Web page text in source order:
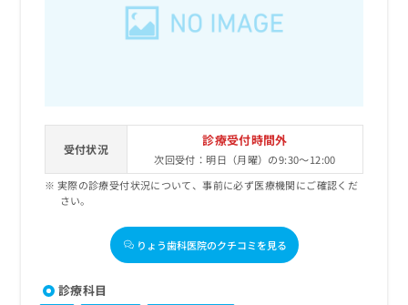
受付状況
診療受付時間外
次回受付：明日（月曜）の9:30～12:00
実際の診療受付状況について、事前に必ず医療機関にご確認くだ
さい。
りょう歯科医院のクチコミを見る
診療科目